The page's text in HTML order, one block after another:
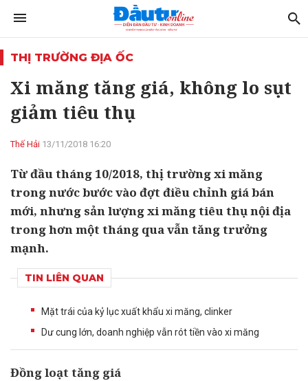
THỊ TRƯỜNG ĐỊA ỐC
Xi măng tăng giá, không lo sụt
giảm tiêu thụ
Thế Hải 13/11/2018 16:20
Từ đầu tháng 10/2018, thị trường xi măng
trong nước bước vào đợt điều chỉnh giá bán
mới, nhưng sản lượng xi măng tiêu thụ nội địa
trong hơn một tháng qua vẫn tăng trưởng
mạnh.
TIN LIÊN QUAN
Mặt trái của kỷ lục xuất khẩu xi măng, clinker
Dư cung lớn, doanh nghiệp vẫn rót tiền vào xi măng
Đồng loạt tăng giá